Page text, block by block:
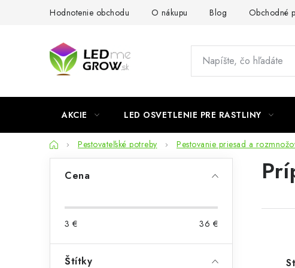
Hodnotenie obchodu O nákupu Blog Obchodné
AKCIE LED OSVETLENIE PRE RASTLINY
DomovPestovateľské potreby Pestovanie priesad a
n
Cena
3 € 36 €
Štítky